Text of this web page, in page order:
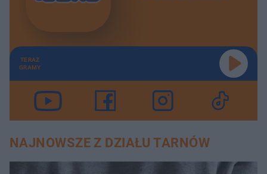
TERAZ
GRAMY
NAJNOWSZE Z DZIAŁU TARNÓW